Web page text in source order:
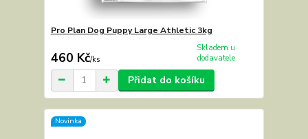
Pro Plan Dog Puppy Large Athletic 3kg
460 Kč/ks
Skladem u
dodavatele
Přidat do košíku
Novinka